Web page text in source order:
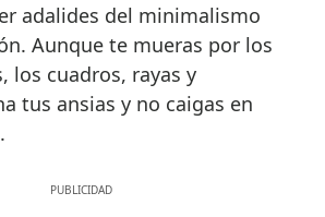
adalides del minimalismo
Aunque te mueras por los
los cuadros, rayas y
tus ansias y no caigas en